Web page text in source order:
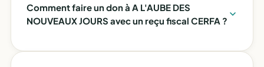
Comment faire un don à A L'AUBE DES
NOUVEAUX JOURS avec un reçu fiscal CERFA ?